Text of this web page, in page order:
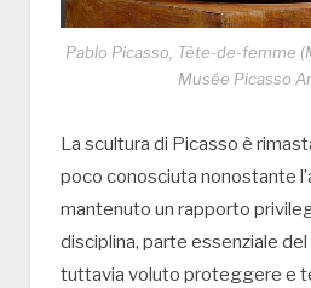
Pablo Picasso, Tête-de-femme
Musée Picasso
La scultura di Picasso è
poco conosciuta nonostante
mantenuto un rapporto
disciplina, parte essenziale del
tuttavia voluto proteggere e